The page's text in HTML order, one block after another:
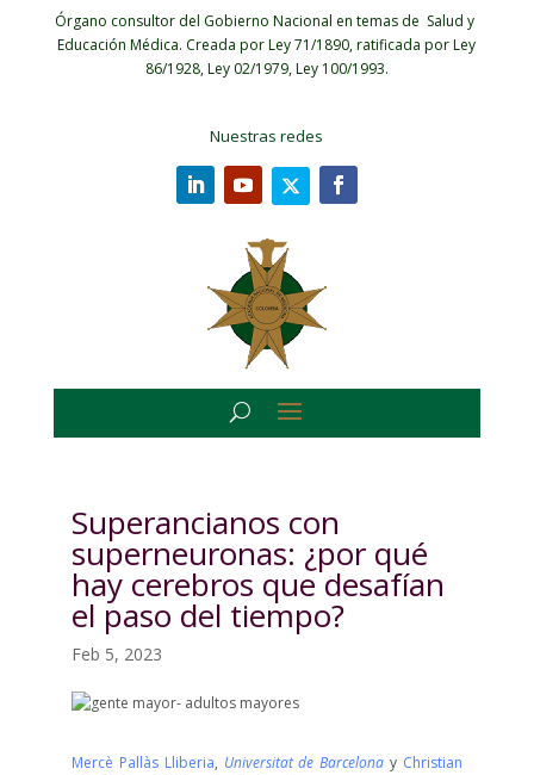
Órgano consultor del Gobierno Nacional en temas de Salud y
Educación Médica. Creada por Ley 71/1890, ratificada por Ley
86/1928, Ley 02/1979, Ley 100/1993.
Nuestras redes
Superancianos con
superneuronas: ¿por qué
hay cerebros que desafían
el paso del tiempo?
Feb 5, 2023
Mercè Pallàs Lliberia, Universitat de Barcelona y Christian